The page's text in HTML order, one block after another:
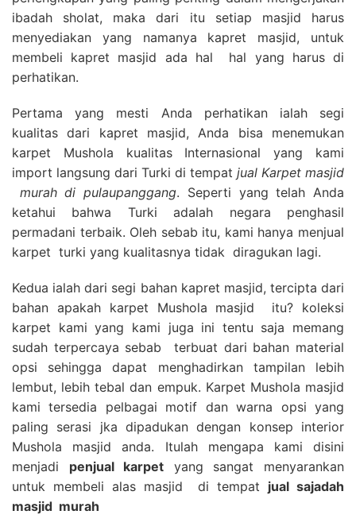
ibadah sholat, maka dari itu setiap masjid harus
menyediakan yang namanya kapret masjid, untuk
membeli kapret masjid ada hal hal yang harus di
perhatikan.
Pertama yang mesti Anda perhatikan ialah segi
kualitas dari kapret masjid, Anda bisa menemukan
karpet Mushola kualitas Internasional yang kami
import langsung dari Turki di tempat jual Karpet masjid
murah di pulaupanggang. Seperti yang telah Anda
ketahui bahwa Turki adalah negara penghasil
permadani terbaik. Oleh sebab itu, kami hanya menjual
karpet turki yang kualitasnya tidak diragukan lagi.
Kedua ialah dari segi bahan kapret masjid, tercipta dari
bahan apakah karpet Mushola masjid itu? koleksi
karpet kami yang kami juga ini tentu saja memang
sudah terpercaya sebab terbuat dari bahan material
opsi sehingga dapat menghadirkan tampilan lebih
lembut, lebih tebal dan empuk. Karpet Mushola masjid
kami tersedia pelbagai motif dan warna opsi yang
paling serasi jka dipadukan dengan konsep interior
Mushola masjid anda. Itulah mengapa kami disini
menjadi penjual karpet yang sangat menyarankan
untuk membeli alas masjid di tempat jual sajadah
masjid murah